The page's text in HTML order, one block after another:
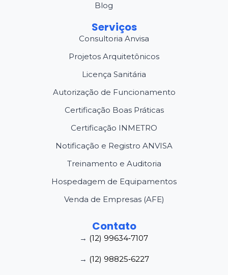
Blog
Serviços
Consultoria Anvisa
Projetos Arquitetônicos
Licença Sanitária
Autorização de Funcionamento
Certificação Boas Práticas
Certificação INMETRO
Notificação e Registro ANVISA
Treinamento e Auditoria
Hospedagem de Equipamentos
Venda de Empresas (AFE)
Contato
→ (12) 99634‑7107
→ (12) 98825‑6227